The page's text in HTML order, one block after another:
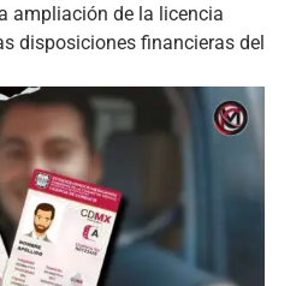
ampliación de la licencia
disposiciones financieras del